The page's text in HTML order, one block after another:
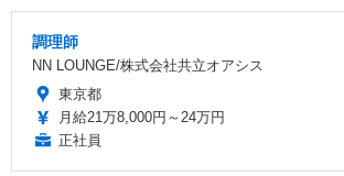
調理師
NN LOUNGE/株式会社共立オアシス
東京都
月給21万8,000円～24万円
正社員